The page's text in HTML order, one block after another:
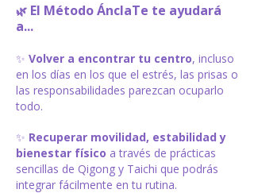
🌿 El Método ÁnclaTe te ayudará
a...
✨ Volver a encontrar tu centro, incluso
en los días en los que el estrés, las prisas o
las responsabilidades parezcan ocuparlo
todo.
✨ Recuperar movilidad, estabilidad y
bienestar físico a través de prácticas
sencillas de Qigong y Taichi que podrás
integrar fácilmente en tu rutina.